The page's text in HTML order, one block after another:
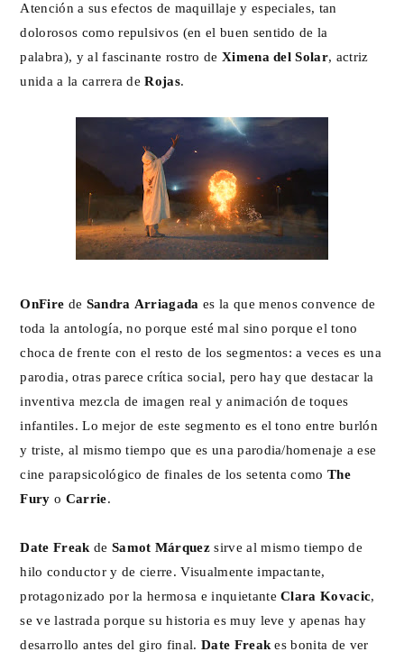
Atención a sus efectos de maquillaje y especiales, tan
dolorosos como repulsivos (en el buen sentido de la
palabra), y al fascinante rostro de Ximena del Solar , actriz
unida a la carrera deRojas
OnFire de Sandra Arriagada es la que menos convence de
toda la antología, no porque esté mal sino porque el tono
choca de frente con el resto de los segmentos: a veces es una
parodia, otras parece crítica social, pero hay que destacar la
inventiva mezcla de imagen real y animación de toques
infantiles. Lo mejor de este segmento es el tono entre burlón
y triste, al mismo tiempo que es una parodia/homenaje a ese
cine parapsicológico de finales de los setenta comoThe
Fury o Carrie
Date Freak de Samot Márquez sirve al mismo tiempo de
hilo conductor y de cierre. Visualmente impactante,
protagonizado por la hermosa e inquietanteClara Kovacic
se ve lastrada porque su historia es muy leve y apenas hay
desarrollo antes del giro final. Date Freak es bonita de ver